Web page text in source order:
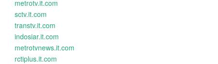
metrotv.it.com
sctv.it.com
transtv.it.com
indosiar.it.com
metrotvnews.it.com
rctiplus.it.com